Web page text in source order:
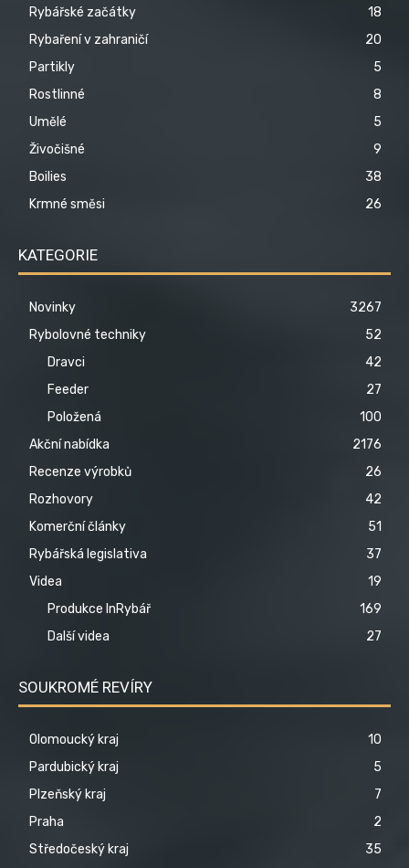
Rybářské začátky
18
Rybaření v zahraničí
20
Partikly
5
Rostlinné
8
Umělé
5
Živočišné
9
Boilies
38
Krmné směsi
26
KATEGORIE
Novinky
3267
Rybolovné techniky
52
Dravci
42
Feeder
27
Položená
100
Akční nabídka
2176
Recenze výrobků
26
Rozhovory
42
Komerční články
51
Rybářská legislativa
37
Videa
19
Produkce InRybář
169
Další videa
27
SOUKROMÉ REVÍRY
Olomoucký kraj
10
Pardubický kraj
5
Plzeňský kraj
7
Praha
2
Středočeský kraj
35